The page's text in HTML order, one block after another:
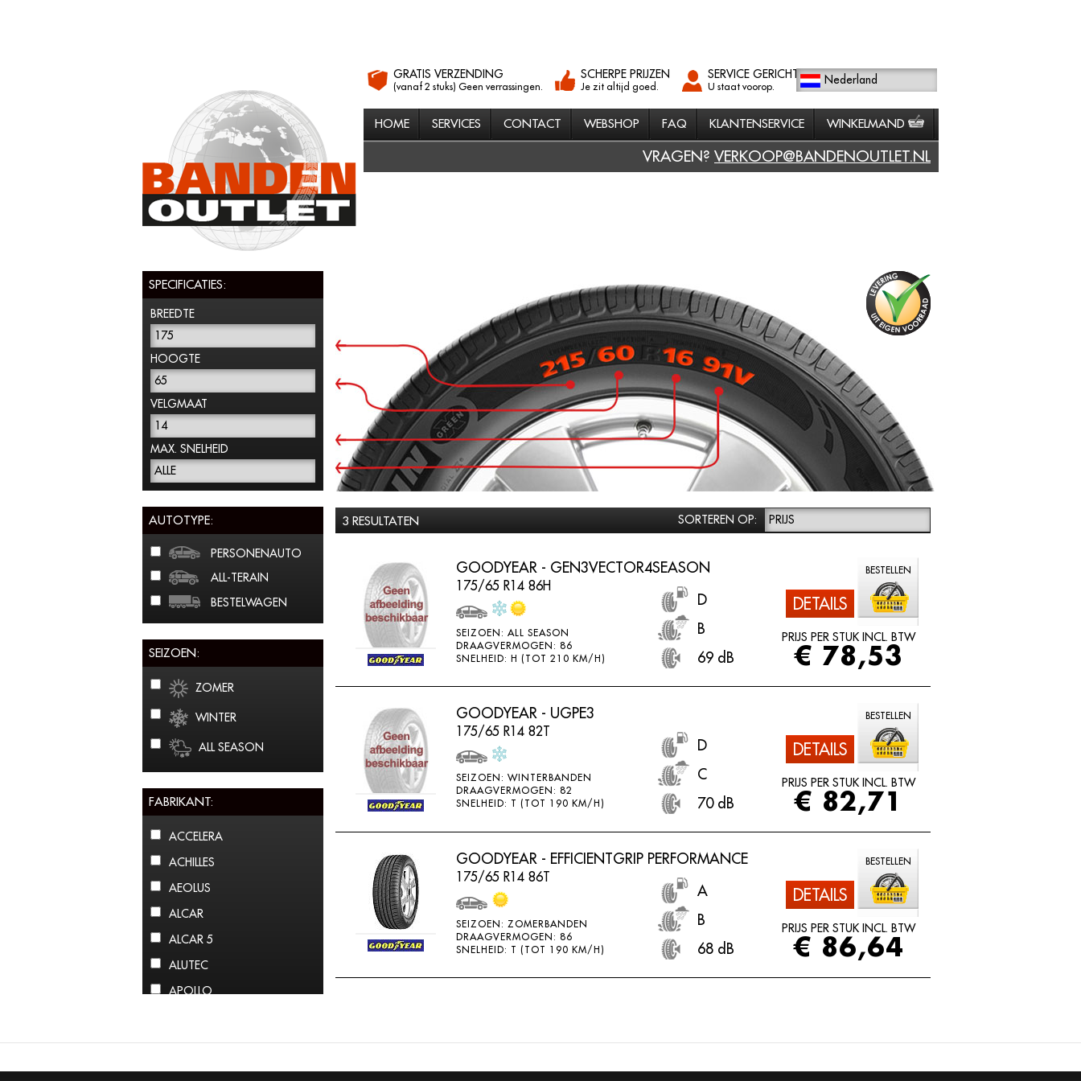
GRATIS VERZENDING
(vanaf 2 stuks) Geen verrassingen.
SCHERPE PRIJZEN
Je zit altijd goed.
SERVICE GERICHT
U staat voorop. Nederland
HOME SERVICES CONTACT WEBSHOP FAQ KLANTENSERVICE WINKELMAND
VRAGEN? VERKOOP@BANDENOUTLET.NL
SPECIFICATIES:
BREEDTE
175
HOOGTE
65
VELGMAAT
14
MAX. SNELHEID
ALLE
AUTOTYPE:
PERSONENAUTO
ALL-TERAIN
BESTELWAGEN
SEIZOEN:
ZOMER
WINTER
ALL SEASON
FABRIKANT:
ACCELERA
ACHILLES
AEOLUS
ALCAR
ALCAR 5
ALUTEC
APOLLO
ARROWSPEED
ATLAS
3 RESULTATEN SORTEREN OP: PRIJS
GOODYEAR - GEN3VECTOR4SEASON
175/65 R14 86H
SEIZOEN: ALL SEASON
DRAAGVERMOGEN: 86
SNELHEID: H (TOT 210 KM/H)
D
B
69 dB
DETAILS
BESTELLEN
PRIJS PER STUK INCL. BTW
€ 78,53
GOODYEAR - UGPE3
175/65 R14 82T
SEIZOEN: WINTERBANDEN
DRAAGVERMOGEN: 82
SNELHEID: T (TOT 190 KM/H)
D
C
70 dB
DETAILS
BESTELLEN
PRIJS PER STUK INCL. BTW
€ 82,71
GOODYEAR - EFFICIENTGRIP PERFORMANCE
175/65 R14 86T
SEIZOEN: ZOMERBANDEN
DRAAGVERMOGEN: 86
SNELHEID: T (TOT 190 KM/H)
A
B
68 dB
DETAILS
BESTELLEN
PRIJS PER STUK INCL. BTW
€ 86,64